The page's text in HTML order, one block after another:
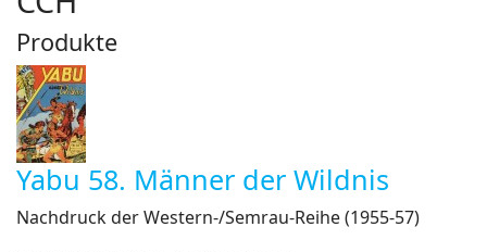
Produkte
Yabu 58. Männer der Wildnis
Nachdruck der Western-/Semrau-Reihe (1955-57)